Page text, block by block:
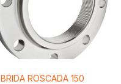
BRIDA ROSCADA 150